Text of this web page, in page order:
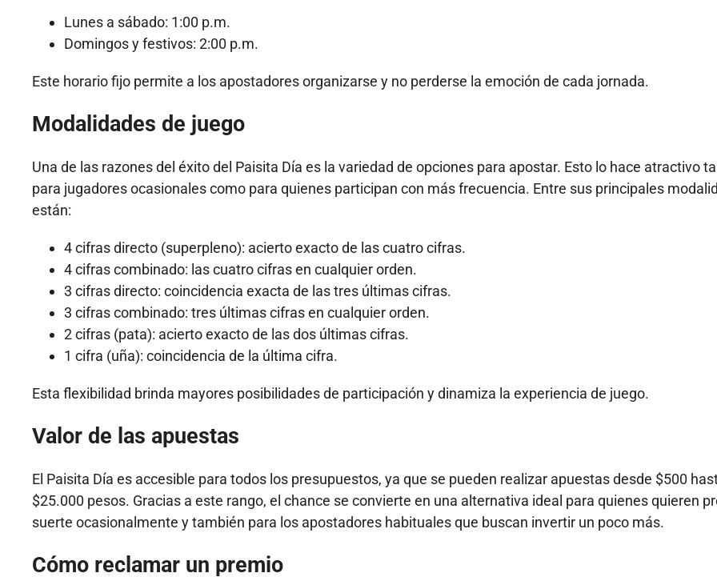
Lunes a sábado: 1:00 p.m.
Domingos y festivos: 2:00 p.m.
Este horario fijo permite a los apostadores organizarse y no perderse la emoción de cada jornada.
Modalidades de juego
Una de las razones del éxito del Paisita Día es la variedad de opciones para apostar. Esto lo hace atractivo
para jugadores ocasionales como para quienes participan con más frecuencia. Entre sus principales
están:
4 cifras directo (superpleno): acierto exacto de las cuatro cifras.
4 cifras combinado: las cuatro cifras en cualquier orden.
3 cifras directo: coincidencia exacta de las tres últimas cifras.
3 cifras combinado: tres últimas cifras en cualquier orden.
2 cifras (pata): acierto exacto de las dos últimas cifras.
1 cifra (uña): coincidencia de la última cifra.
Esta flexibilidad brinda mayores posibilidades de participación y dinamiza la experiencia de juego.
Valor de las apuestas
El Paisita Día es accesible para todos los presupuestos, ya que se pueden realizar apuestas desde $500
$25.000 pesos. Gracias a este rango, el chance se convierte en una alternativa ideal para quienes quieren
suerte ocasionalmente y también para los apostadores habituales que buscan invertir un poco más.
Cómo reclamar un premio